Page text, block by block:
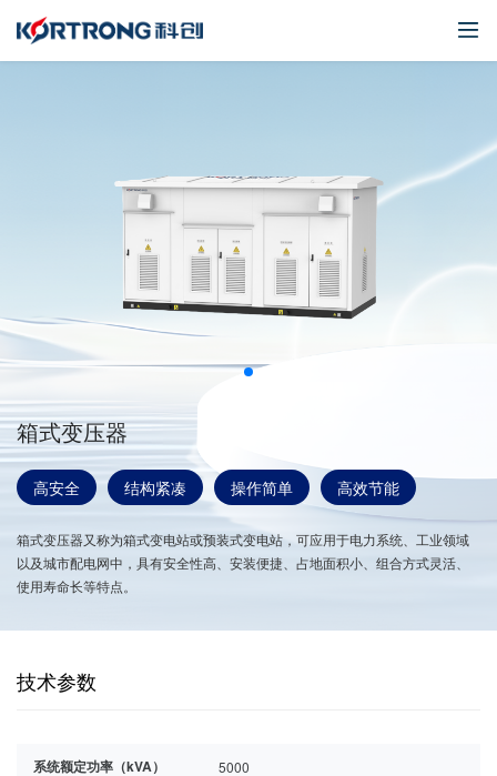
箱式变压器
高安全 结构紧凑 操作简单 高效节能
箱式变压器又称为箱式变电站或预装式变电站，可应用于电力系统、工业领域
以及城市配电网中，具有安全性高、安装便捷、占地面积小、组合方式灵活、
使用寿命长等特点。
技术参数
系统额定功率（kVA） 5000